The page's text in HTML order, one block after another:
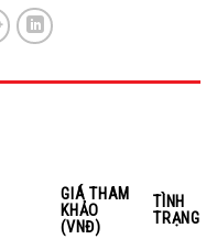
GIÁ THAM
KHẢO
(VNĐ)
TÌNH
TRẠNG